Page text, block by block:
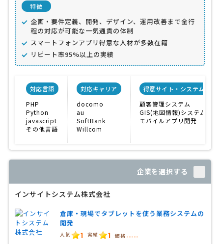
特徴
企画・要件定義、開発、デザイン、運用改善まで全行
程の対応が可能な一気通貫の体制
スマートフォンアプリ得意な人材が多数在籍
リピート率95%以上の実績
対応言語
PHP
Python
javascript
その他言語
対応キャリア
docomo
au
SoftBank
Willcom
得意サイト・システム
顧客管理システム
GIS(地図情報)システム
モバイルアプリ開発
企業を選択する
インサイトシステム株式会社
倉庫・現場でタブレットを使う業務システムの
開発
人気 1 実績 1 価格 -----